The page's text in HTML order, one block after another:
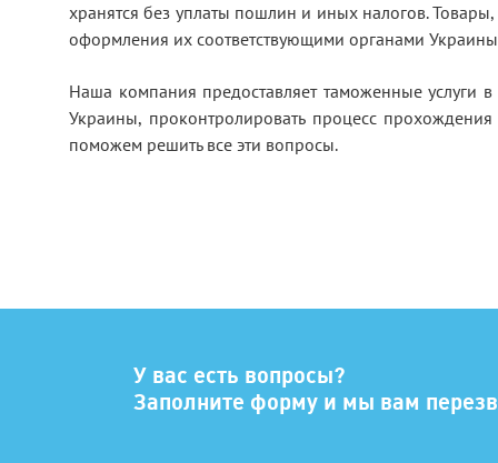
хранятся без уплаты пошлин и иных налогов.
оформления их соответствующими органами
Наша компания предоставляет таможенные услуги
Украины, проконтролировать процесс
поможем решить все эти вопросы.
У вас есть вопросы?
Заполните форму и мы вам